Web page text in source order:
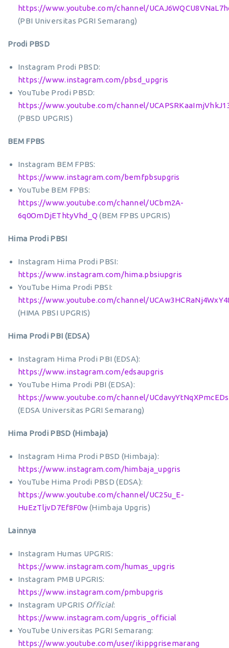
https://www.youtube.com/channel/
(PBI Universitas PGRI Semarang)
Prodi PBSD
Instagram Prodi PBSD:
https://www.instagram.com/pbsd_upgris
YouTube Prodi PBSD:
https://www.youtube.com/channel/
(PBSD UPGRIS)
BEM FPBS
Instagram BEM FPBS:
https://www.instagram.com/bemfpbsupgris
YouTube BEM FPBS:
https://www.youtube.com/channel/UCbm2A-
6q0OmDjEThtyVhd_Q (BEM FPBS UPGRIS)
Hima Prodi PBSI
Instagram Hima Prodi PBSI:
https://www.instagram.com/hima.pbsiupgris
YouTube Hima Prodi PBSI:
https://www.youtube.com/channel/
(HIMA PBSI UPGRIS)
Hima Prodi PBI (EDSA)
Instagram Hima Prodi PBI (EDSA):
https://www.instagram.com/edsaupgris
YouTube Hima Prodi PBI (EDSA):
https://www.youtube.com/channel/
(EDSA Universitas PGRI Semarang)
Hima Prodi PBSD (Himbaja)
Instagram Hima Prodi PBSD (Himbaja):
https://www.instagram.com/himbaja_upgris
YouTube Hima Prodi PBSD (EDSA):
https://www.youtube.com/channel/UC25u_E-
HuEzTljvD7Ef8F0w(Himbaja Upgris)
Lainnya
Instagram Humas UPGRIS:
https://www.instagram.com/humas_upgris
Instagram PMB UPGRIS:
https://www.instagram.com/pmbupgris
Instagram UPGRIS Official:
https://www.instagram.com/upgris_official
YouTube Universitas PGRI Semarang:
https://www.youtube.com/user/ikippgrisemarang